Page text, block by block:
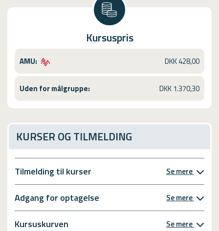
Kursuspris
AMU: DKK 428,00
Uden for målgruppe: DKK 1.370,30
KURSER OG TILMELDING
Tilmelding til kurser Se mere
Adgang for optagelse Se mere
Kursuskurven Se mere